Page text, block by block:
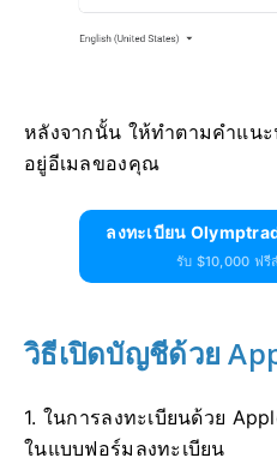
หลังจากนั้น ให้ทำตามคำแน
อยู่อีเมลของคุณ
ลงทะเบียน
รับ $10,000 ฟรี
วิธีเปิดบัญชีด้วย
1. ในการลงทะเบียนด้วย
ในแบบฟอร์มลงทะเบียน